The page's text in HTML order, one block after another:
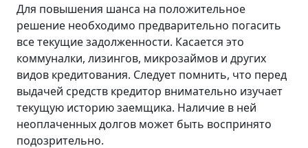
Для повышения шанса на положительное
решение необходимо предварительно погасить
все текущие задолженности. Касается это
коммуналки, лизингов, микрозаймов и других
видов кредитования. Следует помнить, что перед
выдачей средств кредитор внимательно изучает
текущую историю заемщика. Наличие в ней
неоплаченных долгов может быть воспринято
подозрительно.